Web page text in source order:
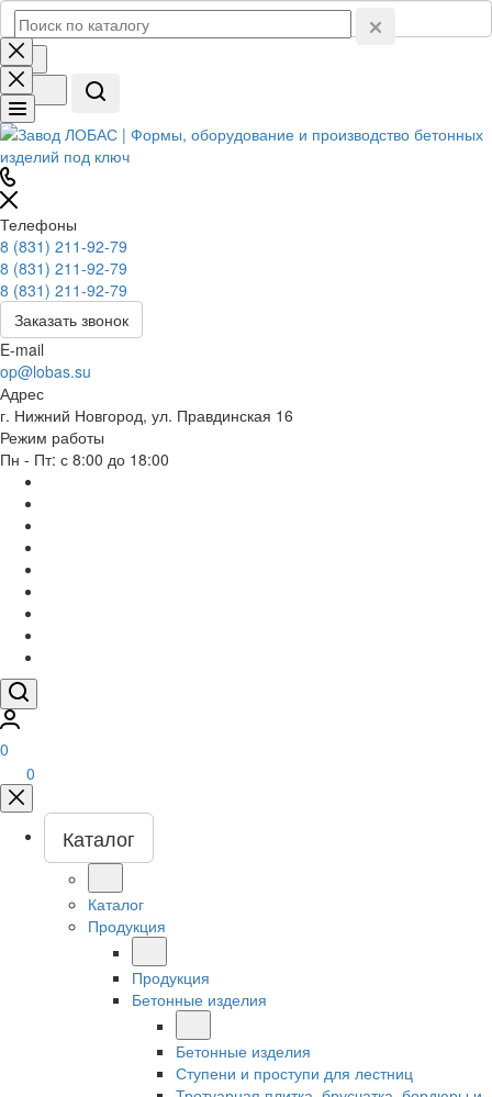
Телефоны
8 (831) 211-92-79
8 (831) 211-92-79
8 (831) 211-92-79
Заказать звонок
E-mail
op@lobas.su
Адрес
г. Нижний Новгород, ул. Правдинская 16
Режим работы
Пн - Пт: с 8:00 до 18:00
0
0
Каталог
Каталог
Продукция
Продукция
Бетонные изделия
Бетонные изделия
Ступени и проступи для лестниц